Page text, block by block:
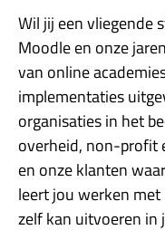
Wil jij een vliegende
Moodle en onze
van online
implementaties
organisaties in het
overheid, non-profit
en onze klanten
leert jou werken
zelf kan uitvoeren in